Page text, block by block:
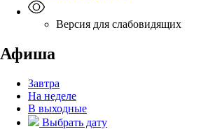
Версия для слабовидящих
Афиша
Завтра
На неделе
В выходные
Выбрать дату